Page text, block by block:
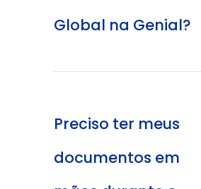
Global na Genial?
Preciso ter meus
documentos em